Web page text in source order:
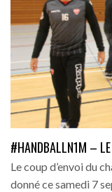
#HANDBALLN1M –
Le coup d’envoi du
donné ce samedi 7